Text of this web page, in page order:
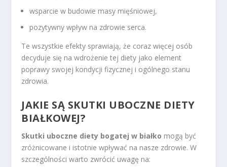
wsparcie w budowie masy mięśniowej,
pozytywny wpływ na zdrowie serca.
Te wszystkie efekty sprawiają, że coraz więcej osób
decyduje się na wdrożenie tej diety jako element
poprawy swojej kondycji fizycznej i ogólnego stanu
zdrowia.
JAKIE SĄ SKUTKI UBOCZNE DIETY
BIAŁKOWEJ?
Skutki uboczne diety bogatej w białko mogą być
zróżnicowane i istotnie wpływać na nasze zdrowie. W
szczególności warto zwrócić uwagę na: